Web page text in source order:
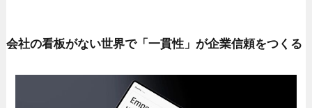
会社の看板がない世界で「一貫性」が企業信頼をつくる